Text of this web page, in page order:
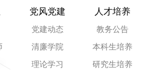
党风党建
党建动态
清廉学院
理论学习
人才培养
教务公告
本科生培养
研究生培养